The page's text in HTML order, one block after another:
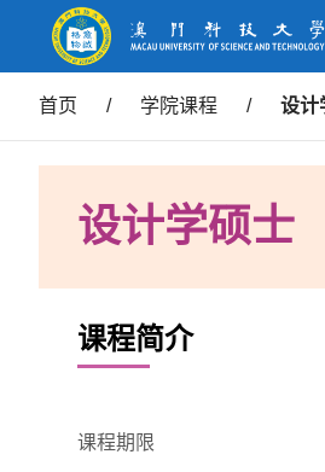
首页 / 学院课程 / 设计
设计学硕士
课程简介
课程期限